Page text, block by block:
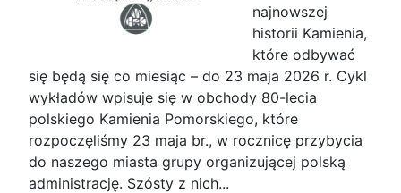
najnowszej
historii Kamienia,
które odbywać
się będą się co miesiąc – do 23 maja 2026 r. Cykl
wykładów wpisuje się w obchody 80-lecia
polskiego Kamienia Pomorskiego, które
rozpoczęliśmy 23 maja br., w rocznicę przybycia
do naszego miasta grupy organizującej polską
administrację. Szósty z nich...